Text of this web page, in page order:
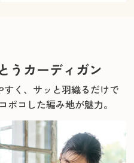
うカーディガン
く、サッと羽織るだけで
ポコした編み地が魅力。